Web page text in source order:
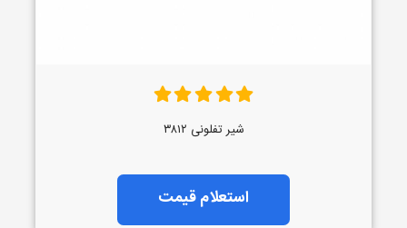
شیر تفلونی ۳۸۱۲
استعلام قیمت